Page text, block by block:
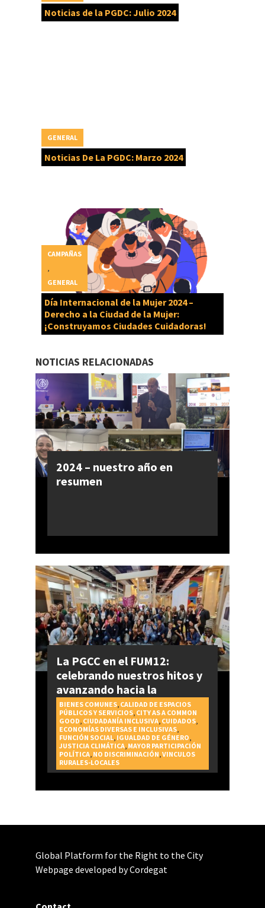
Noticias de la PGDC: Julio 2024
Noticias De La PGDC: Marzo 2024
GENERAL
Día Internacional de la Mujer 2024 –
Derecho a la Ciudad de la Mujer:
¡Construyamos Ciudades Cuidadoras!
CAMPAÑAS
,
GENERAL
NOTICIAS RELACIONADAS
2024 – nuestro año en
resumen
La PGCC en el FUM12:
celebrando nuestros hitos y
avanzando hacia la
realización del Derecho a la
Ciudad
BIENES COMUNES, CALIDAD DE ESPACIOS
PÚBLICOS Y SERVICIOS, CITY AS A COMMON
GOOD CIUDADANÍA INCLUSIVA, CUIDADOS,
ECONOMÍAS DIVERSAS E INCLUSIVAS,
FUNCIÓN SOCIAL, IGUALDAD DE GÉNERO
JUSTICIA CLIMÁTICA, MAYOR PARTICIPACIÓN
POLÍTICA, NO DISCRIMINACIÓN VINCULOS
RURALES-LOCALES
Global Platform for the Right to the City
Webpage developed by Cordegat